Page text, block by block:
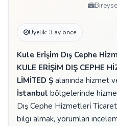
Üyelik: 3 ay önce
Kule Eri̇şi̇m Dış Cephe
KULE ERİŞİM DIŞ CEPHE
LİMİTED Ş alanında hizmet
İstanbul bölgelerinde
Dış Cephe Hi̇zmetleri̇
bilgi almak, yorumları